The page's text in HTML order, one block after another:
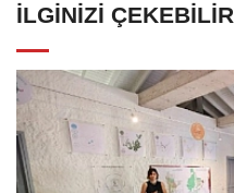
İLGINIZI ÇEKEBILIR